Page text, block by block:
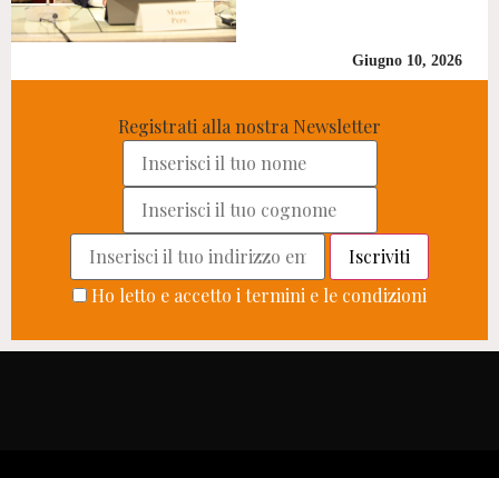
Giugno 10, 2026
Registrati alla nostra Newsletter
Ho letto e accetto i termini e le condizioni